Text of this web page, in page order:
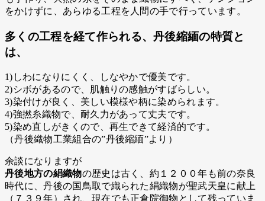
をかけずに、あらゆる工程を人間の手で行っています。
多くの工程を経て作られる、丹後縮緬の特質と
は、
1)しわになりにくく、しなやかで優美です。
2)シボがあるので、肌触りの感触がすばらしい。
3)染付けが良く、美しい模様や柄に染められます。
4)強撚糸織物で、耐久力があって丈夫です。
5)染め直しがきくので、再生できて経済的です。
（丹後織物工業組合の”丹後縮緬”より）
余談になりますが
丹後地方の絹織物の歴史は古く、約１２００年も前の奈良
時代に、丹後の国鳥取で織られた絹織物が聖武天皇に献上
（７３９年）され、現在でも正倉院御物として残っていま